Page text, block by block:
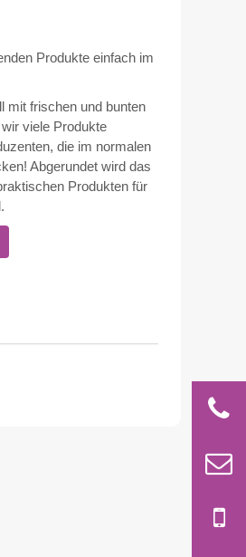
Produkte einfach im
mit frischen und bunten
viele Produkte
die im normalen
Abgerundet wird das
Produkten für